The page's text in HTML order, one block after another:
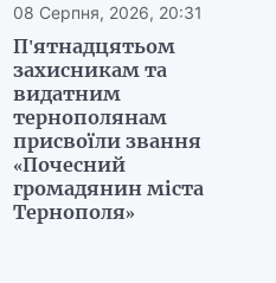
08 Серпня, 2026, 20:31
П'ятнадцятьом
захисникам та
видатним
тернополянам
присвоїли звання
«Почесний
громадянин міста
Тернополя»